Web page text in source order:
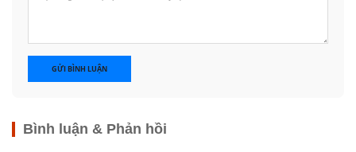
GỬI BÌNH LUẬN
Bình luận & Phản hồi